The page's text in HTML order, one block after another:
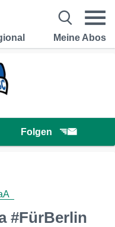
Meine Abos
Folgen
#FürBerlin